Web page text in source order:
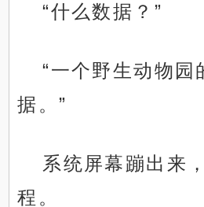
“什么数据？”
“一个野生动物园
据。”
系统屏幕蹦出来
程。